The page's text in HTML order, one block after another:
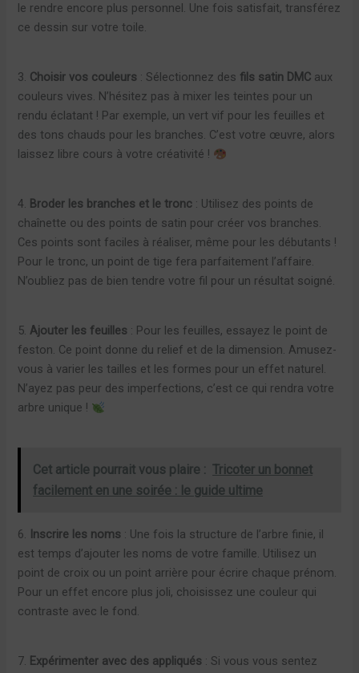
le rendre encore plus personnel. Une fois satisfait, transférez
ce dessin sur votre toile.
3. Choisir vos couleurs : Sélectionnez des fils satin DMC aux
couleurs vives. N’hésitez pas à mixer les teintes pour un
rendu éclatant ! Par exemple, un vert vif pour les feuilles et
des tons chauds pour les branches. C’est votre œuvre, alors
laissez libre cours à votre créativité !
4. Broder les branches et le tronc : Utilisez des points de
chaînette ou des points de satin pour créer vos branches.
Ces points sont faciles à réaliser, même pour les débutants !
Pour le tronc, un point de tige fera parfaitement l’affaire.
N’oubliez pas de bien tendre votre fil pour un résultat soigné.
5.Ajouter les feuilles : Pour les feuilles, essayez le point de
feston. Ce point donne du relief et de la dimension. Amusez-
vous à varier les tailles et les formes pour un effet naturel.
N’ayez pas peur des imperfections, c’est ce qui rendra votre
arbre unique !
Cet article pourrait vous plaire : Tricoter un bonnet
facilement en une soirée : le guide ultime
6. Inscrire les noms : Une fois la structure de l’arbre finie, il
est temps d’ajouter les noms de votre famille. Utilisez un
point de croix ou un point arrière pour écrire chaque prénom.
Pour un effet encore plus joli, choisissez une couleur qui
contraste avec le fond.
7. Expérimenter avec des appliqués : Si vous vous sentez